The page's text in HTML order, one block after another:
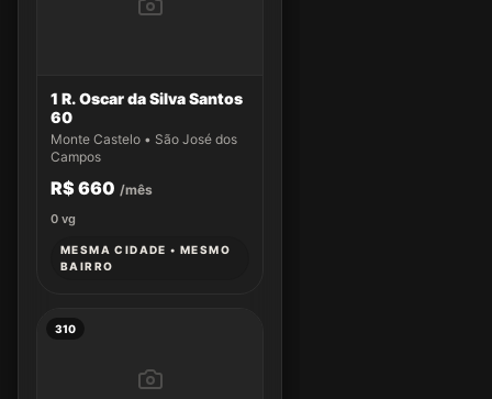
1 R. Oscar da Silva Santos
60
Monte Castelo • São José dos
Campos
R$ 660 /mês
0 vg
MESMA CIDADE • MESMO
BAIRRO
310